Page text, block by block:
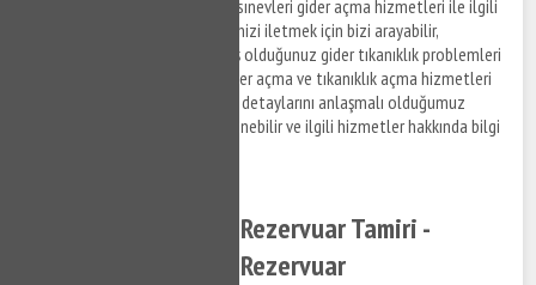
Basınevleri lavabo açma ve Basınevleri gider açma hizmetleri ile ilgili
bilgi almak ve destek taleplerinizi iletmek için bizi arayabilir,
Basınevleri bölgesinde yaşamış olduğunuz gider tıkanıklık problemleri
ile ilgili destek alabilirsiniz. Gider açma ve tıkanıklık açma hizmetleri
ve ilgili hizmetlere ilişkin ücret detaylarını anlaşmalı olduğumuz
firmaların elemanlarından öğrenebilir ve ilgili hizmetler hakkında bilgi
Basınevleri Gömme Rezervuar Tamiri -
Basınevleri Gömme Rezervuar